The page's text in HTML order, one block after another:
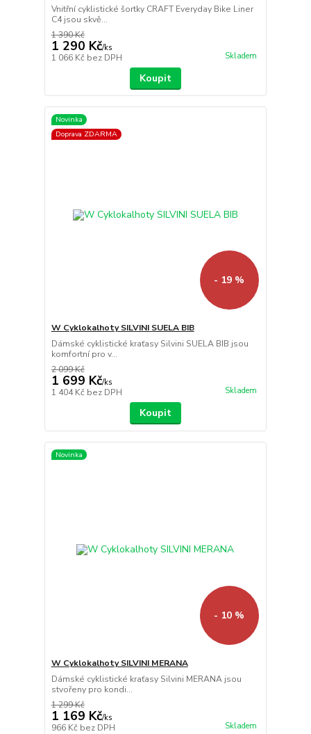
Vnitřní cyklistické šortky CRAFT Everyday Bike Liner
C4 jsou skvě...
1 390 Kč
1 290 Kč/ks
1 066 Kč bez DPH Skladem
Koupit
Novinka
Doprava ZDARMA
- 19 %
W Cyklokalhoty SILVINI SUELA BIB
Dámské cyklistické kraťasy Silvini SUELA BIB jsou
komfortní pro v...
2 099 Kč
1 699 Kč/ks
1 404 Kč bez DPH Skladem
Koupit
Novinka
- 10 %
W Cyklokalhoty SILVINI MERANA
Dámské cyklistické kraťasy Silvini MERANA jsou
stvořeny pro kondi...
1 299 Kč
1 169 Kč/ks
966 Kč bez DPH Skladem